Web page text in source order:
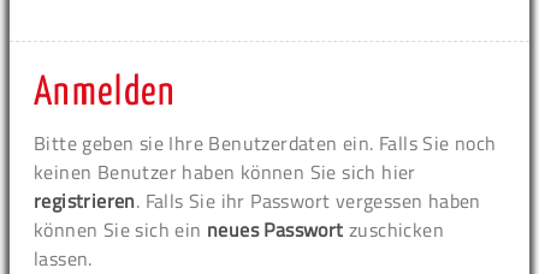
Anmelden
Bitte geben sie Ihre Benutzerdaten ein. Falls Sie noch
keinen Benutzer haben können Sie sich hier
registrieren. Falls Sie ihr Passwort vergessen haben
können Sie sich ein neues Passwort zuschicken
lassen.